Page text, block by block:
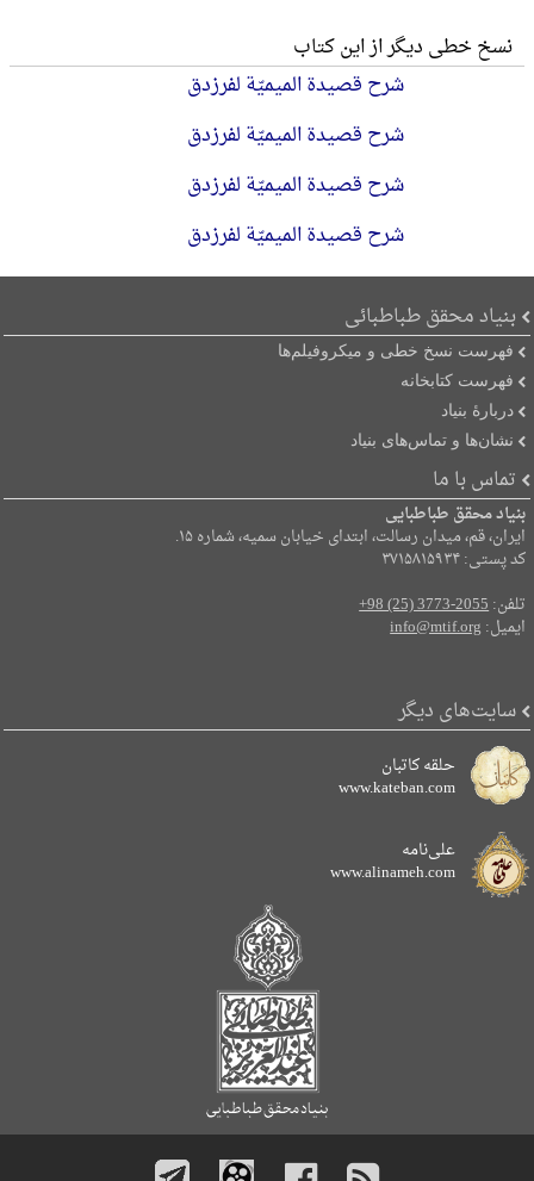
نسخ خطی دیگر از این کتاب
شرح قصیدة المیمیّة لفرزدق
شرح قصیدة المیمیّة لفرزدق
شرح قصیدة المیمیّة لفرزدق
شرح قصیدة المیمیّة لفرزدق
بنیاد محقق طباطبائی
فهرست نسخ خطی و میکروفیلم‌ها
فهرست کتابخانه
دربارۀ بنیاد
نشان‌ها و تماس‌های بنیاد
تماس با ما
بنیاد محقق طباطبایی
ایران، قم، میدان رسالت، ابتدای خیابان سمیه، شماره ۱۵.
کد پستی: ۳۷۱۵۸۱۵۹۳۴
تلفن:+98 (25) 3773-2055
ایمیل:info@mtif.org
سایت‌های دیگر
حلقه کاتبان
www.kateban.com
علی‌نامه
www.alinameh.com